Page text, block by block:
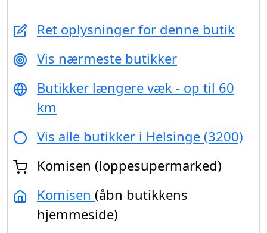
Ret oplysninger for denne butik
Vis nærmeste butikker
Butikker længere væk - op til 60
km
Vis alle butikker i Helsinge (3200)
Komisen (loppesupermarked)
Komisen (åbn butikkens
hjemmeside)